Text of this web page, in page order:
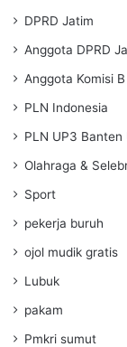
DPRD Jatim
Anggota DPRD
Anggota Komisi
PLN Indonesia
PLN UP3 Banten
Olahraga &
Sport
pekerja buruh
ojol mudik gratis
Lubuk
pakam
Pmkri sumut